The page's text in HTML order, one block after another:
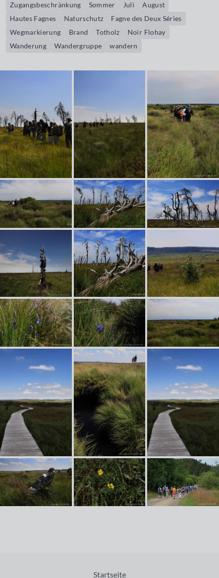
Zugangsbeschränkung
Sommer Juli
August
Hautes Fagnes
Naturschutz
Fagne des Deux Séries
Wegmarkierung
Brand Totholz
Noir Flohay
Wanderung
Wandergruppe wandern
Startseite